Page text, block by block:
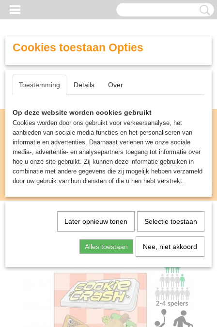
Inloggen Registreren
UW WINKELWAGEN
(0)
Spellen & Puzzels> Cookie Crash - Kaartspel
Cookies toestaan Opties
Toestemming Details Over
Op deze website worden cookies gebruikt
Cookies worden door ons gebruikt voor verkeersanalyse, het
aanbieden van sociale media-functies en het personaliseren van
informatie en advertenties. Daarnaast verlenen we onze sociale
media-, advertentie- en analysepartners toegang tot informatie over
hoe u onze site gebruikt. Zij kunnen deze informatie gebruiken in
combinatie met andere gegevens die zij mogelijk hebben verzameld
door uw gebruik van hun diensten of die u hen hebt verstrekt.
Later opnieuw tonen Selectie toestaan
Alles toestaan Nee, niet akkoord